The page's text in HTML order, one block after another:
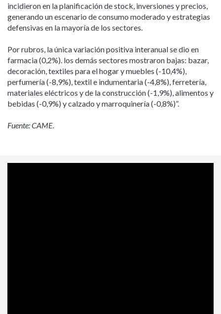
incidieron en la planificación de stock, inversiones y precios,
generando un escenario de consumo moderado y estrategias
defensivas en la mayoría de los sectores.
Por rubros, la única variación positiva interanual se dio en
farmacia (0,2%). los demás sectores mostraron bajas: bazar,
decoración, textiles para el hogar y muebles (-10,4%),
perfumería (-8,9%), textil e indumentaria (-4,8%), ferretería,
materiales eléctricos y de la construcción (-1,9%), alimentos y
bebidas (-0,9%) y calzado y marroquinería (-0,8%)”.
Fuente: CAME.